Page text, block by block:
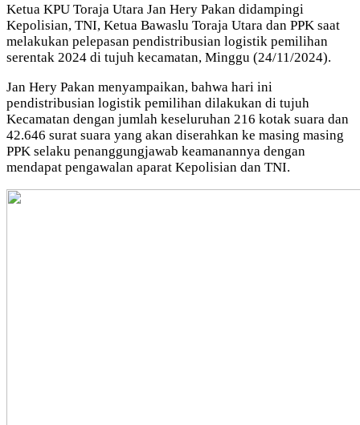
Ketua KPU Toraja Utara Jan Hery Pakan didampingi
Kepolisian, TNI, Ketua Bawaslu Toraja Utara dan PPK saat
melakukan pelepasan pendistribusian logistik pemilihan
serentak 2024 di tujuh kecamatan, Minggu (24/11/2024).
Jan Hery Pakan menyampaikan, bahwa hari ini
pendistribusian logistik pemilihan dilakukan di tujuh
Kecamatan dengan jumlah keseluruhan 216 kotak suara dan
42.646 surat suara yang akan diserahkan ke masing masing
PPK selaku penanggungjawab keamanannya dengan
mendapat pengawalan aparat Kepolisian dan TNI.